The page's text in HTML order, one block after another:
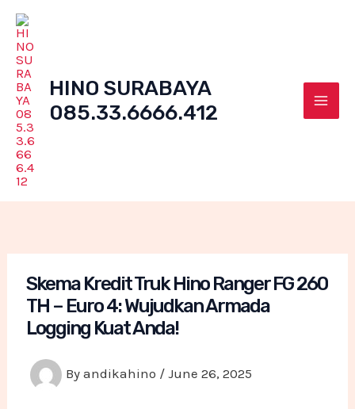
content
HINO SURABAYA
085.33.6666.412
Skema Kredit Truk Hino Ranger FG 260
TH – Euro 4: Wujudkan Armada
Logging Kuat Anda!
Byandikahino /June 26, 2025